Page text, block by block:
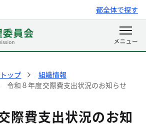
都全体で探す
ップ
組織情報
令和８年度交際費支出状況のお知らせ
際費支出状況のお知